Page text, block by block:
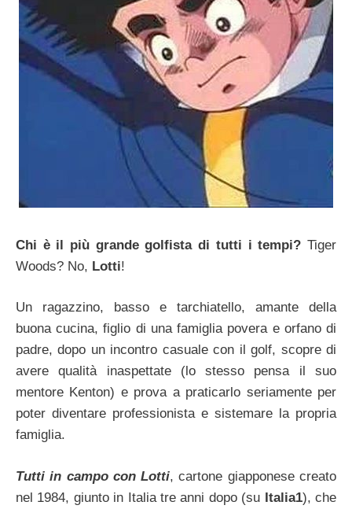
Chi è il più grande golfista di tutti i tempi? Tiger
Woods? No, Lotti!
Un ragazzino, basso e tarchiatello, amante della
buona cucina, figlio di una famiglia povera e orfano di
padre, dopo un incontro casuale con il golf, scopre di
avere qualità inaspettate (lo stesso pensa il suo
mentore Kenton) e prova a praticarlo seriamente per
poter diventare professionista e sistemare la propria
famiglia.
Tutti in campo con Lotti, cartone giapponese creato
nel 1984, giunto in Italia tre anni dopo (su Italia1), che